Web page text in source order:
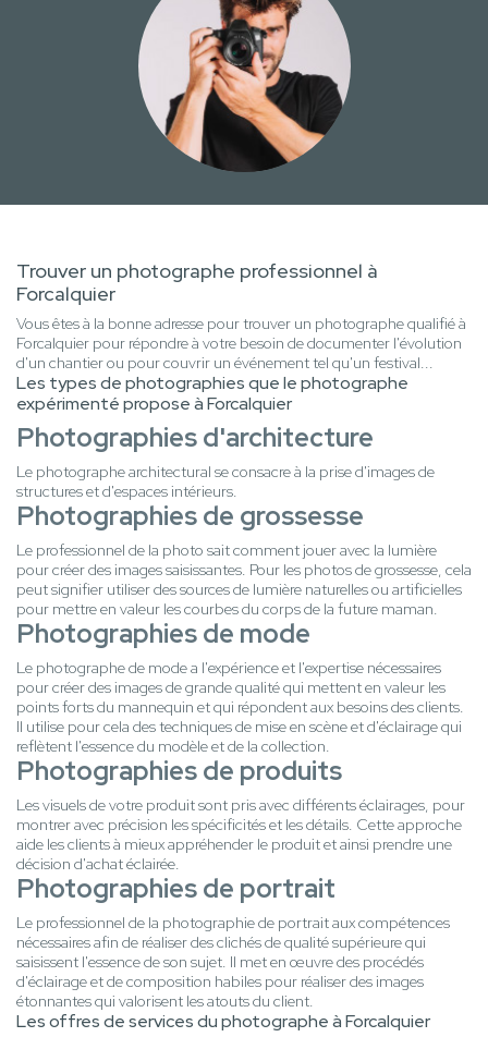
Trouver un photographe professionnel à
Forcalquier
Vous êtes à la bonne adresse pour trouver un photographe qualifié à
Forcalquier pour répondre à votre besoin de documenter l'évolution
d'un chantier ou pour couvrir un événement tel qu'un festival...
Les types de photographies que le photographe
expérimenté propose à Forcalquier
Photographies d'architecture
Le photographe architectural se consacre à la prise d'images de
structures et d'espaces intérieurs.
Photographies de grossesse
Le professionnel de la photo sait comment jouer avec la lumière
pour créer des images saisissantes. Pour les photos de grossesse, cela
peut signifier utiliser des sources de lumière naturelles ou artificielles
pour mettre en valeur les courbes du corps de la future maman.
Photographies de mode
Le photographe de mode a l'expérience et l'expertise nécessaires
pour créer des images de grande qualité qui mettent en valeur les
points forts du mannequin et qui répondent aux besoins des clients.
Il utilise pour cela des techniques de mise en scène et d'éclairage qui
reflètent l'essence du modèle et de la collection.
Photographies de produits
Les visuels de votre produit sont pris avec différents éclairages, pour
montrer avec précision les spécificités et les détails. Cette approche
aide les clients à mieux appréhender le produit et ainsi prendre une
décision d'achat éclairée.
Photographies de portrait
Le professionnel de la photographie de portrait aux compétences
nécessaires afin de réaliser des clichés de qualité supérieure qui
saisissent l'essence de son sujet. Il met en œuvre des procédés
d'éclairage et de composition habiles pour réaliser des images
étonnantes qui valorisent les atouts du client.
Les offres de services du photographe à Forcalquier